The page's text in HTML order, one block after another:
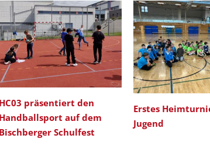
HC03 präsentiert den
Handballsport auf dem
Bischberger Schulfest
Erstes
Jugend